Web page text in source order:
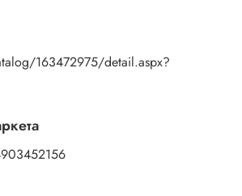
163472975/detail.aspx?